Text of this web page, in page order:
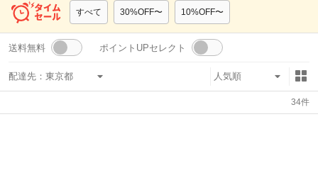
すべて 30%OFF〜 10%OFF〜
送料無料 ポイントUPセレクト
配達先：
34件
その他の条件
送料無料 タイムセール
Pontaパス特典対象すべて ポイントUPセレクトのみ
その他の条件
送料無料 タイムセール
Pontaパス特典対象すべて ポイントUPセレクトのみ